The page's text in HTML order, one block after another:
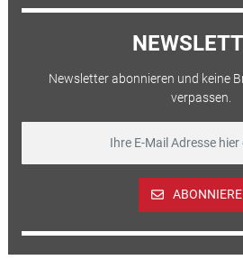
Newsletter abonnieren und keine
verpassen.